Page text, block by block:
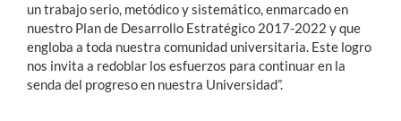
un trabajo serio, metódico y sistemático, enmarcado en
nuestro Plan de Desarrollo Estratégico 2017-2022 y que
engloba a toda nuestra comunidad universitaria. Este logro
nos invita a redoblar los esfuerzos para continuar en la
senda del progreso en nuestra Universidad”.